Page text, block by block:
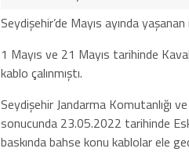
Seydişehir’de Mayıs ayında
1 Mayıs ve 21 Mayıs tarihinde
kablo çalınmıştı.
Seydişehir Jandarma Komutanlığı
sonucunda 23.05.2022 tarihinde
baskında bahse konu kablolar ele